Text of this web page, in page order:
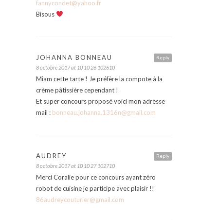
fannycondet@yahoo.fr
Bisous
Reply
JOHANNA BONNEAU
8 octobre 2017 at 10 10 26 102610
Miam cette tarte ! Je préfère la compote à la
crème pâtissière cependant !
Et super concours proposé voici mon adresse
mail : bonneau.johanna.1316n@gmail.com
Reply
AUDREY
8 octobre 2017 at 10 10 27 102710
Merci Coralie pour ce concours ayant zéro
robot de cuisine je participe avec plaisir !!
86audreycouturier@gmail.com